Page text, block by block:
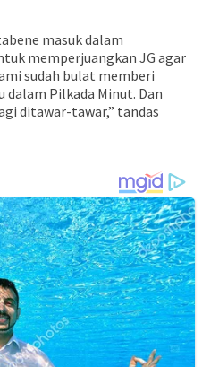
masuk dalam
memperjuangkan JG agar
sudah bulat memberi
dalam Pilkada Minut. Dan
ditawar-tawar,” tandas